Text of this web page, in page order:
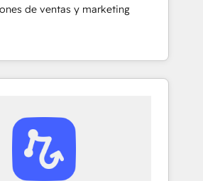
de ventas y marketing